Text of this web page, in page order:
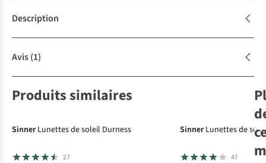
Description
Avis(1)
Produits similaires
Sinner Lunettes de soleil Durness
27
Sinner Lunettes de
47